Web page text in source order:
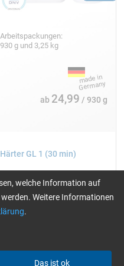
Arbeitspackungen:
930 g und 3,25 kg
ab 24,99 / 930 g
Härter GL 1 (30 min)
welche Information auf
Weitere Informationen
.
Das ist ok